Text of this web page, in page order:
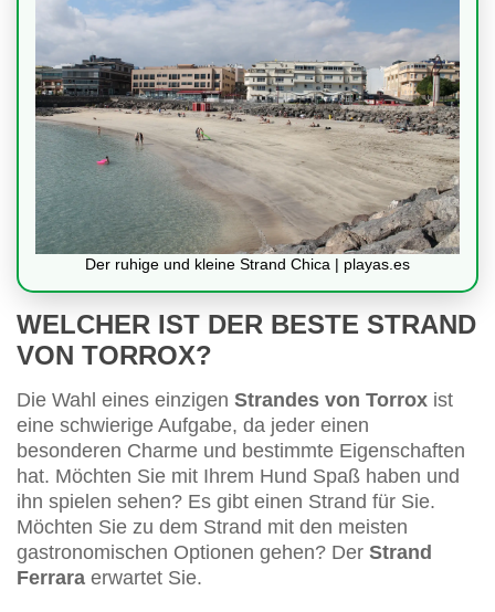
Der ruhige und kleine Strand Chica | playas.es
WELCHER IST DER BESTE STRAND
VON TORROX?
Die Wahl eines einzigen Strandes von Torrox ist
eine schwierige Aufgabe, da jeder einen
besonderen Charme und bestimmte Eigenschaften
hat. Möchten Sie mit Ihrem Hund Spaß haben und
ihn spielen sehen? Es gibt einen Strand für Sie.
Möchten Sie zu dem Strand mit den meisten
gastronomischen Optionen gehen? Der Strand
Ferrara erwartet Sie.